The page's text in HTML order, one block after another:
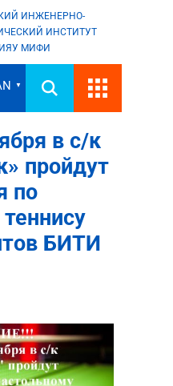
ИНЖЕНЕРНО-
ИНСТИТУТ
МИФИ
▼
в с/к
пройдут
по
БИТИ